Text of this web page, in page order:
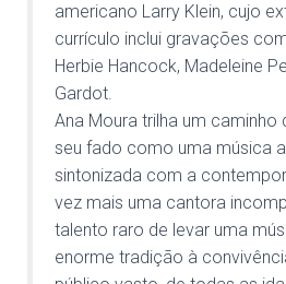
americano Larry Klein, cujo
currículo inclui gravações
Herbie Hancock, Madeleine
Gardot.
Ana Moura trilha um caminho
seu fado como uma música
sintonizada com a
vez mais uma cantora
talento raro de levar uma
enorme tradição à